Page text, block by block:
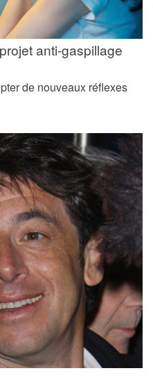
anti-gaspillage
de nouveaux réflexes